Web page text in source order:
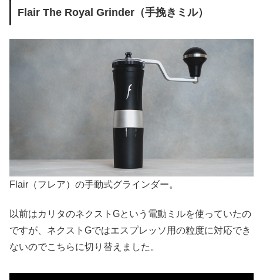
Flair The Royal Grinder（手挽きミル）
Flair（フレア）の手動式グラインダー。
以前はカリタのネクストGという電動ミルを使っていたの
ですが、ネクストGではエスプレッソ用の粒度に対応でき
ないのでこちらに切り替えました。